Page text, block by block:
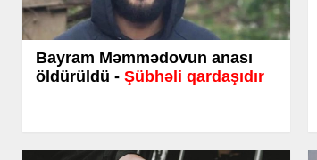
Bayram Məmmədovun anası
öldürüldü - Şübhəli qardaşıdır